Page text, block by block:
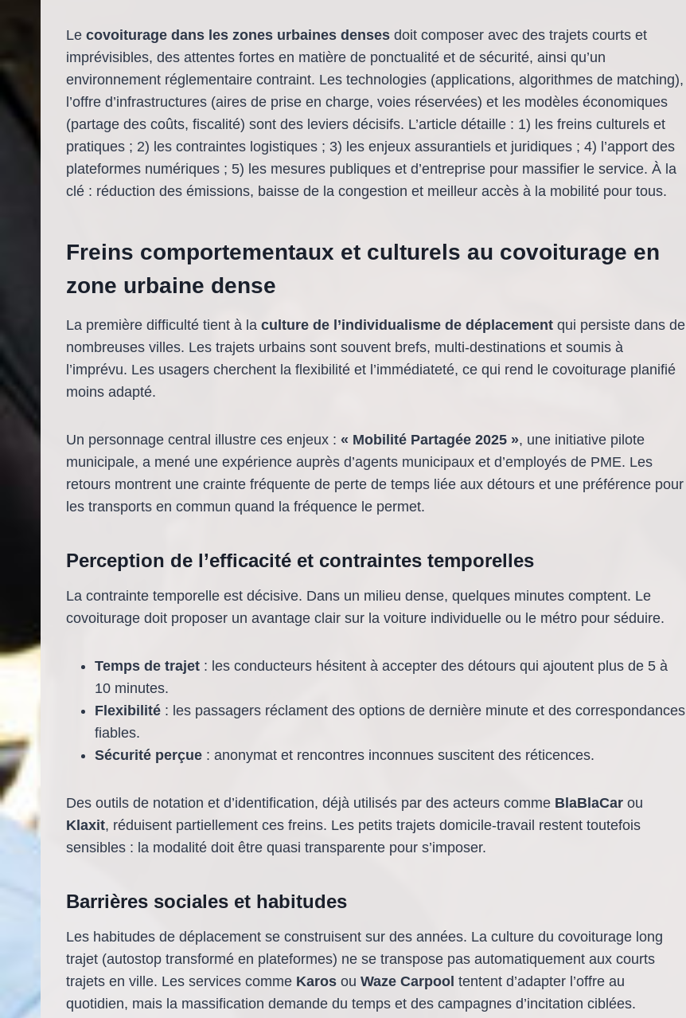
Le covoiturage dans les zones urbaines denses doit composer avec des trajets courts et
imprévisibles, des attentes fortes en matière de ponctualité et de sécurité, ainsi qu’un
environnement réglementaire contraint. Les technologies (applications, algorithmes de matching),
l’offre d’infrastructures (aires de prise en charge, voies réservées) et les modèles économiques
(partage des coûts, fiscalité) sont des leviers décisifs. L’article détaille : 1) les freins culturels et
pratiques ; 2) les contraintes logistiques ; 3) les enjeux assurantiels et juridiques ; 4) l’apport des
plateformes numériques ; 5) les mesures publiques et d’entreprise pour massifier le service. À la
clé : réduction des émissions, baisse de la congestion et meilleur accès à la mobilité pour tous.
Freins comportementaux et culturels au covoiturage en
zone urbaine dense
La première difficulté tient à la culture de l’individualisme de déplacement qui persiste dans de
nombreuses villes. Les trajets urbains sont souvent brefs, multi-destinations et soumis à
l’imprévu. Les usagers cherchent la flexibilité et l’immédiateté, ce qui rend le covoiturage planifié
moins adapté.
Un personnage central illustre ces enjeux : « Mobilité Partagée 2025 », une initiative pilote
municipale, a mené une expérience auprès d’agents municipaux et d’employés de PME. Les
retours montrent une crainte fréquente de perte de temps liée aux détours et une préférence pour
les transports en commun quand la fréquence le permet.
Perception de l’efficacité et contraintes temporelles
La contrainte temporelle est décisive. Dans un milieu dense, quelques minutes comptent. Le
covoiturage doit proposer un avantage clair sur la voiture individuelle ou le métro pour séduire.
Temps de trajet : les conducteurs hésitent à accepter des détours qui ajoutent plus de 5 à
10 minutes.
Flexibilité : les passagers réclament des options de dernière minute et des correspondances
fiables.
Sécurité perçue : anonymat et rencontres inconnues suscitent des réticences.
Des outils de notation et d’identification, déjà utilisés par des acteurs comme BlaBlaCar ou
Klaxit, réduisent partiellement ces freins. Les petits trajets domicile-travail restent toutefois
sensibles : la modalité doit être quasi transparente pour s’imposer.
Barrières sociales et habitudes
Les habitudes de déplacement se construisent sur des années. La culture du covoiturage long
trajet (autostop transformé en plateformes) ne se transpose pas automatiquement aux courts
trajets en ville. Les services comme Karos ou Waze Carpool tentent d’adapter l’offre au
quotidien, mais la massification demande du temps et des campagnes d’incitation ciblées.